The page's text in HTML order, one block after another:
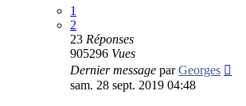
1
2
23 Réponses
905296 Vues
Dernier message parGeorges
sam. 28 sept. 2019 04:48